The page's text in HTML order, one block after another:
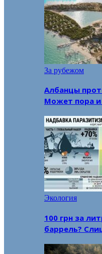
За рубежом
Албанцы
Может пора и
Экология
100 грн за
баррель?